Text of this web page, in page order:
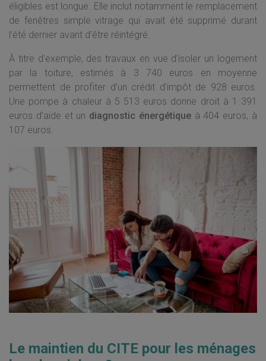
éligibles est longue. Elle inclut notamment le remplacement
de fenêtres simple vitrage qui avait été supprimé durant
l’été dernier avant d’être réintégré.
À titre d’exemple, des travaux en vue d’isoler un logement
par la toiture, estimés à 3 740 euros en moyenne
permettent de profiter d’un crédit d’impôt de 928 euros.
Une pompe à chaleur à 5 513 euros donne droit à 1 391
euros d’aide et un diagnostic énergétiqueà 404 euros, à
107 euros.
Le maintien du CITE pour les ménages